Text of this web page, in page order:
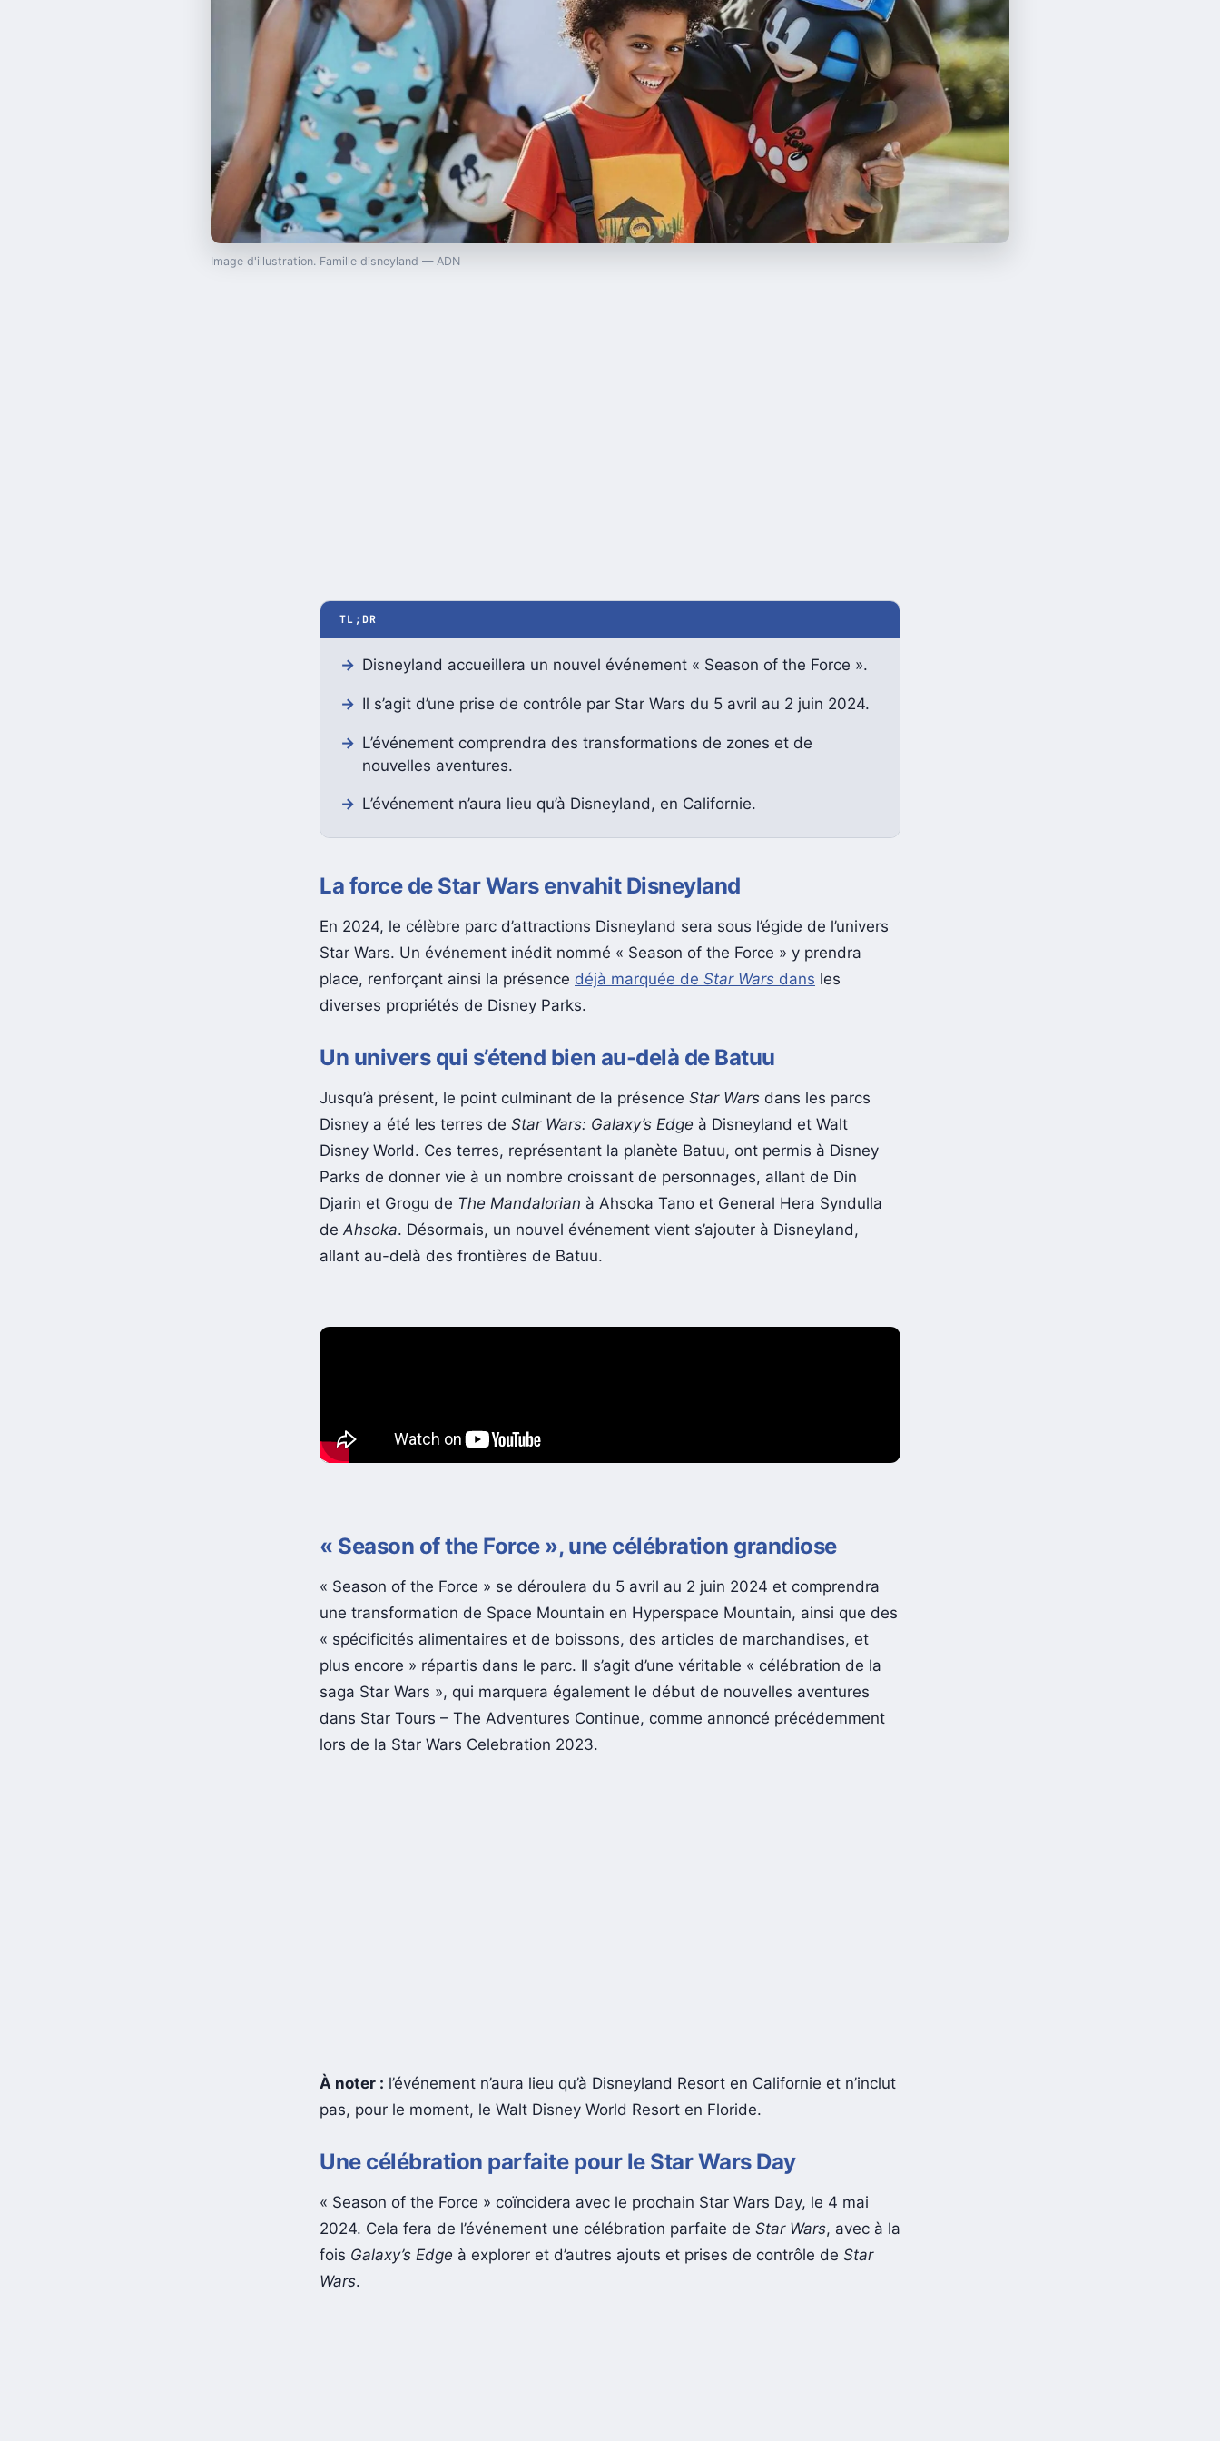
Image d'illustration. Famille disneyland — ADN
TL;DR
Disneyland accueillera un nouvel événement « Season of the Force ».
Il s’agit d’une prise de contrôle par Star Wars du 5 avril au 2 juin 2024.
L’événement comprendra des transformations de zones et de
nouvelles aventures.
L’événement n’aura lieu qu’à Disneyland, en Californie.
La force de Star Wars envahit Disneyland
En 2024, le célèbre parc d’attractions Disneyland sera sous l’égide de l’univers
Star Wars. Un événement inédit nommé « Season of the Force » y prendra
place, renforçant ainsi la présence déjà marquée de Star Wars dans les
diverses propriétés de Disney Parks.
Un univers qui s’étend bien au-delà de Batuu
Jusqu’à présent, le point culminant de la présence Star Wars dans les parcs
Disney a été les terres de Star Wars: Galaxy’s Edge à Disneyland et Walt
Disney World. Ces terres, représentant la planète Batuu, ont permis à Disney
Parks de donner vie à un nombre croissant de personnages, allant de Din
Djarin et Grogu de The Mandalorian à Ahsoka Tano et General Hera Syndulla
deAhsoka. Désormais, un nouvel événement vient s’ajouter à Disneyland,
allant au-delà des frontières de Batuu.
« Season of the Force », une célébration grandiose
« Season of the Force » se déroulera du 5 avril au 2 juin 2024 et comprendra
une transformation de Space Mountain en Hyperspace Mountain, ainsi que des
« spécificités alimentaires et de boissons, des articles de marchandises, et
plus encore » répartis dans le parc. Il s’agit d’une véritable « célébration de la
saga Star Wars », qui marquera également le début de nouvelles aventures
dans Star Tours – The Adventures Continue, comme annoncé précédemment
lors de la Star Wars Celebration 2023.
l’événement n’aura lieu qu’à Disneyland Resort en Californie et n’inclut
Une célébration parfaite pour le Star Wars Day
« Season of the Force » coïncidera avec le prochain Star Wars Day, le 4 mai
2024. Cela fera de l’événement une célébration parfaite de
Star Wars , avec à la
fois